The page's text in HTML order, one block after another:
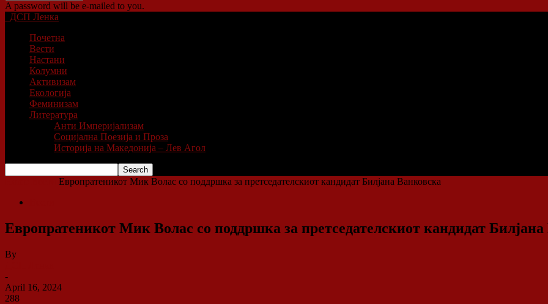
A password will be e-mailed to you.
ДСП Ленка
Почетна
Вести
Настани
Колумни
Активизам
Екологија
Феминизам
Литература
Анти Империјализам
Социјална Поезија и Проза
Историја на Македонија – Лев Агол
Европратеникот Мик Волас со поддршка за претседателскиот кандидат Билјана Ванковска
Европратеникот Мик Волас со поддршка за претседателскиот кандидат
By
-
April 16, 2024
288